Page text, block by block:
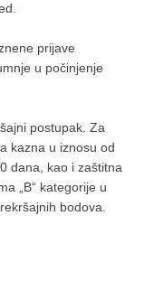
prijave
u počinjenje
postupak. Za
kazna u iznosu od
dana, kao i zaštitna
„B“ kategorije u
bodova.